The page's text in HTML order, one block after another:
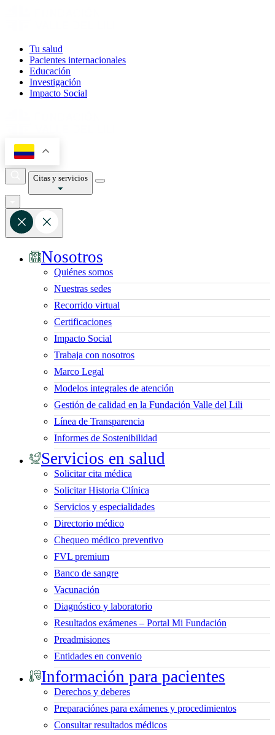
Tu salud
Pacientes internacionales
Educación
Investigación
Impacto Social
Citas y servicios
Nosotros
Quiénes somos
Nuestras sedes
Recorrido virtual
Certificaciones
Impacto Social
Trabaja con nosotros
Marco Legal
Modelos integrales de atención
Gestión de calidad en la Fundación Valle del Lili
Línea de Transparencia
Informes de Sostenibilidad
Servicios en salud
Solicitar cita médica
Solicitar Historia Clínica
Servicios y especialidades
Directorio médico
Chequeo médico preventivo
FVL premium
Banco de sangre
Vacunación
Diagnóstico y laboratorio
Resultados exámenes – Portal Mi Fundación
Preadmisiones
Entidades en convenio
Información para pacientes
Derechos y deberes
Preparaciónes para exámenes y procedimientos
Consultar resultados médicos